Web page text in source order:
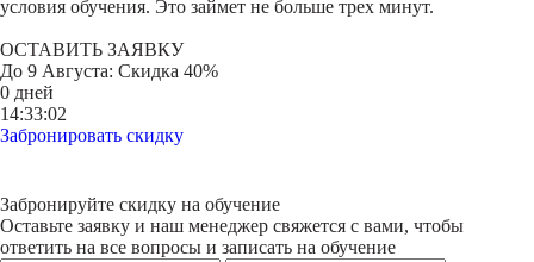
условия обучения. Это займет не больше трех минут.
ОСТАВИТЬ ЗАЯВКУ
До 9 Августа: Скидка 40%
0 дней
14:33:02
Забронировать скидку
Забронируйте скидку на обучение
Оставьте заявку и наш менеджер свяжется с вами, чтобы
ответить на все вопросы и записать на обучение